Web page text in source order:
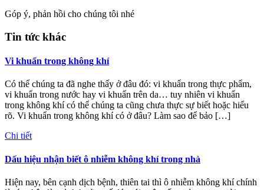
Góp ý, phản hồi cho chúng tôi nhé
Tin tức khác
Vi khuẩn trong không khí
Có thể chúng ta đã nghe thấy ở đâu đó: vi khuẩn trong thực phẩm,
vi khuẩn trong nước hay vi khuẩn trên da… tuy nhiên vi khuẩn
trong không khí có thể chúng ta cũng chưa thực sự biết hoặc hiểu
rõ. Vi khuẩn trong không khí có ở đâu? Làm sao để bảo […]
Chi tiết
Dấu hiệu nhận biết ô nhiễm không khí trong nhà
Hiện nay, bên cạnh dịch bệnh, thiên tai thì ô nhiễm không khí chính